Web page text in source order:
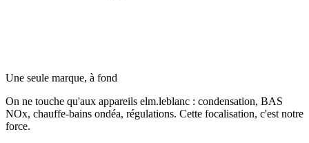
Une seule marque, à fond
On ne touche qu'aux appareils elm.leblanc : condensation, BAS
NOx, chauffe-bains ondéa, régulations. Cette focalisation, c'est notre
force.